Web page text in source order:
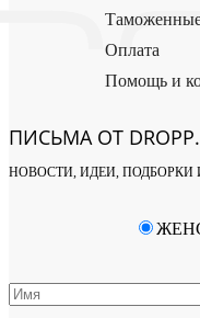
Оплата
Помощь и
ПИСЬМА ОТ
НОВОСТИ, ИДЕИ,